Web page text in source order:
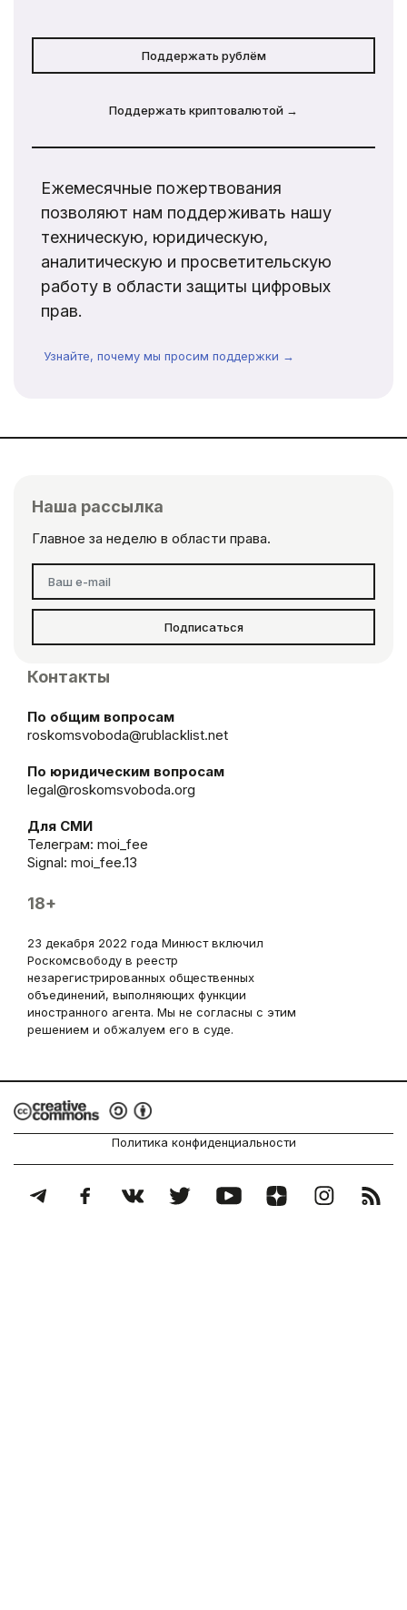
Поддержать рублём
Поддержать криптовалютой →
Ежемесячные пожертвования
позволяют нам поддерживать нашу
техническую, юридическую,
аналитическую и просветительскую
работу в области защиты цифровых
прав.
Узнайте, почему мы просим поддержки →
Наша рассылка
Главное за неделю в области права.
Подписаться
Контакты
По общим вопросам
roskomsvoboda@rublacklist.net
По юридическим вопросам
legal@roskomsvoboda.org
Для СМИ
Телеграм: moi_fee
Signal: moi_fee.13
18+
23 декабря 2022 года Минюст включил
Роскомсвободу в реестр
незарегистрированных общественных
объединений, выполняющих функции
иностранного агента. Мы не согласны с этим
решением и обжалуем его в суде.
Политика конфиденциальности